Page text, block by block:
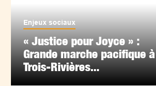
Enjeux sociaux
« Justice pour Joyce » :
Grande marche pacifique à
Trois-Rivières...